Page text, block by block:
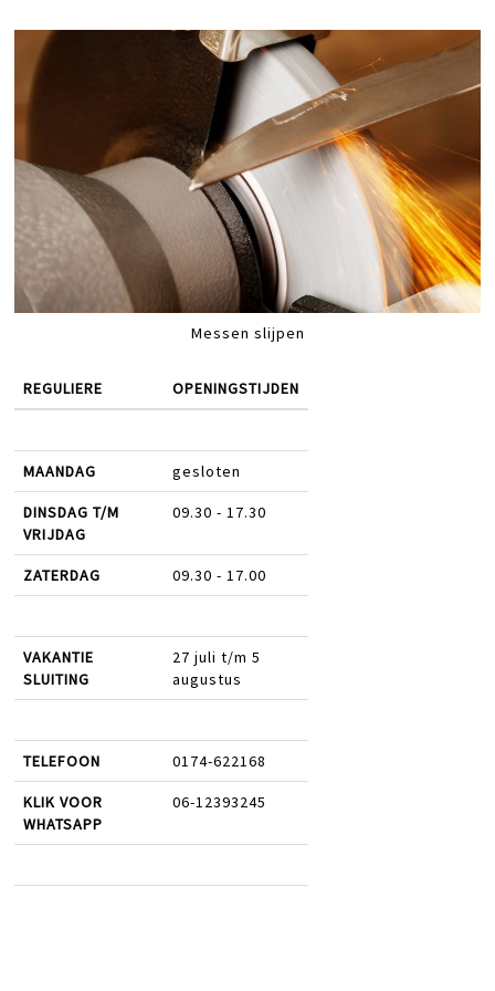
Messen slijpen
REGULIERE OPENINGSTIJDEN
MAANDAG gesloten
DINSDAG T/M
VRIJDAG
09.30 - 17.30
ZATERDAG 09.30 - 17.00
VAKANTIE
SLUITING
27 juli t/m 5
augustus
TELEFOON 0174-622168
KLIK VOOR
WHATSAPP
06-12393245